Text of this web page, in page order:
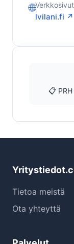
🌐Verkkosivut
lvilani.fi ↗
📋
Tietoa meistä
Ota yhteyttä